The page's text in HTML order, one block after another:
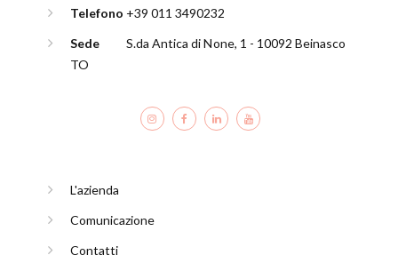
Telefono +39 011 3490232
Sede
S.da Antica di None, 1 - 10092 Beinasco
TO
L'azienda
Comunicazione
Contatti